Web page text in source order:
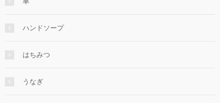
ハンドソープ
はちみつ
うなぎ